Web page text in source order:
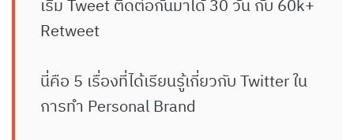
เริ่ม Tweet ติดต่อกันมาได้ 30 วัน กับ 60k+
Retweet
นี่คือ 5 เรื่องที่ได้เรียนรู้เกี่ยวกับ Twitter ใน
การทำ Personal Brand